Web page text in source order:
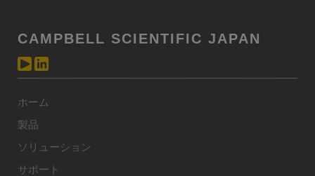
CAMPBELL SCIENTIFIC JAPAN
ホーム
製品
ソリューション
サポート